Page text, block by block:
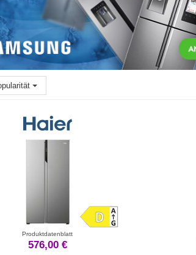
Produktdatenblatt
576,00 €